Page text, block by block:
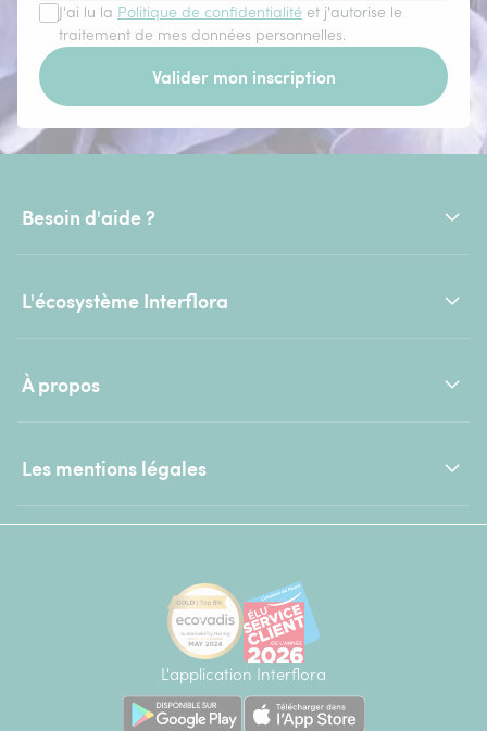
J'ai lu la Politique de confidentialité et j'autorise le
traitement de mes données personnelles.
Valider mon inscription
Besoin d'aide ?
L'écosystème Interflora
À propos
Les mentions légales
L'application Interflora